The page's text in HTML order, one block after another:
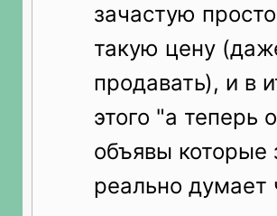
зачастую
такую цену
продавать), и в
этого "а теперь
объявы которые
реально думает